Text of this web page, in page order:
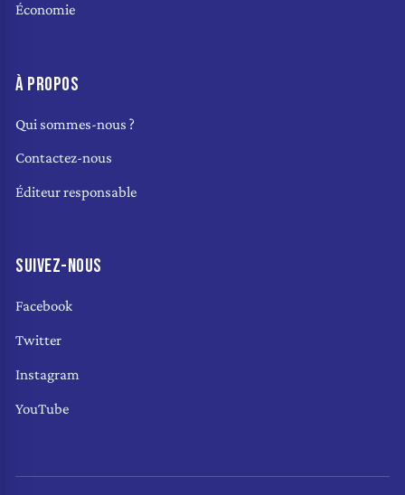
Économie
À PROPOS
Qui sommes-nous ?
Contactez-nous
Éditeur responsable
SUIVEZ-NOUS
Facebook
Twitter
Instagram
YouTube